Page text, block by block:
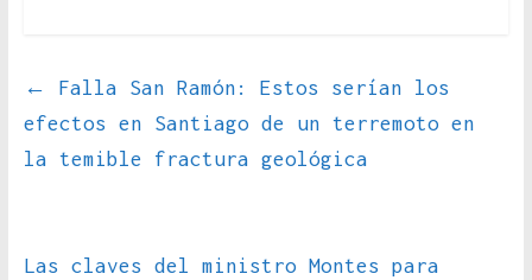
←
Falla San Ramón: Estos serían los
efectos en Santiago de un terremoto en
la temible fractura geológica
Las claves del ministro Montes para